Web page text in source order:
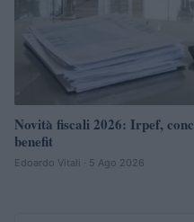
Novità fiscali 2026: Irpef,
benefit
Edoardo Vitali · 5 Ago 2026